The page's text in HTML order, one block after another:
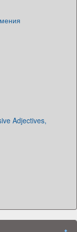
Adjectives,